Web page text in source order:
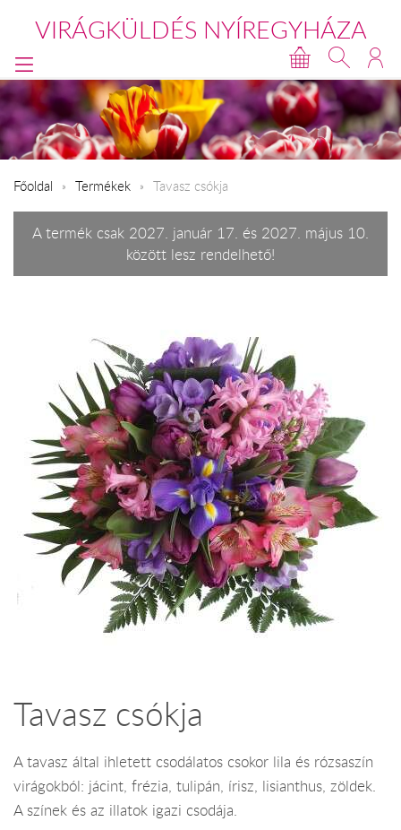
VIRÁGKÜLDÉS NYÍREGYHÁZA
Főoldal Termékek Tavasz csókja
A termék csak 2027. január 17. és 2027. május 10.
között lesz rendelhető!
Tavasz csókja
A tavasz által ihletett csodálatos csokor lila és rózsaszín
virágokból: jácint, frézia, tulipán, írisz, lisianthus, zöldek.
A színek és az illatok igazi csodája.